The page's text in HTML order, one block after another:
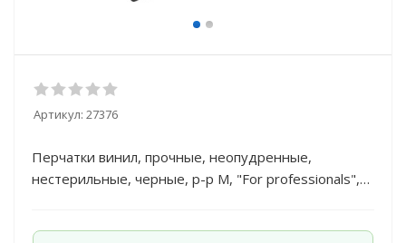
Артикул: 27376
Перчатки винил, прочные, неопудренные,
нестерильные, черные, р-р М, "For professionals",